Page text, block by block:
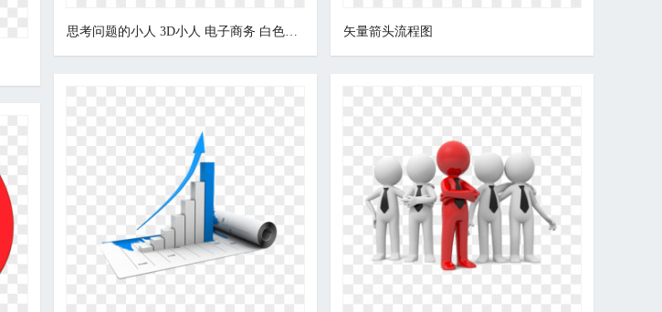
思考问题的小人 3D小人 电子商务 白色小人 矢量箭头流程图